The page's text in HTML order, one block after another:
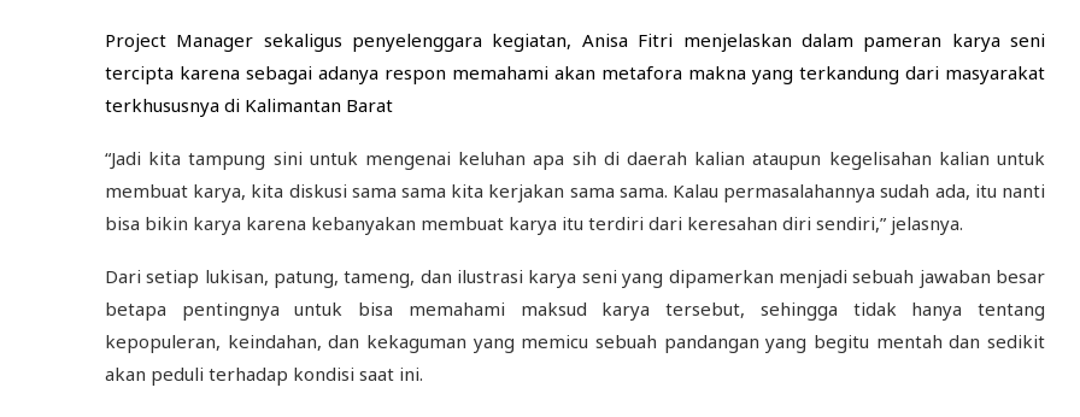
Project Manager sekaligus penyelenggara kegiatan, Anisa Fitri menjelaskan dalam pameran karya seni
tercipta karena sebagai adanya respon memahami akan metafora makna yang terkandung dari masyarakat
terkhususnya di Kalimantan Barat
“Jadi kita tampung sini untuk mengenai keluhan apa sih di daerah kalian ataupun kegelisahan kalian untuk
membuat karya, kita diskusi sama sama kita kerjakan sama sama. Kalau permasalahannya sudah ada, itu nanti
bisa bikin karya karena kebanyakan membuat karya itu terdiri dari keresahan diri sendiri,” jelasnya.
Dari setiap lukisan, patung, tameng, dan ilustrasi karya seni yang dipamerkan menjadi sebuah jawaban besar
betapa pentingnya untuk bisa memahami maksud karya tersebut, sehingga tidak hanya tentang
kepopuleran, keindahan, dan kekaguman yang memicu sebuah pandangan yang begitu mentah dan sedikit
akan peduli terhadap kondisi saat ini.